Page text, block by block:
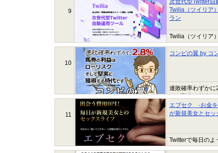
9
次世代型Twitter自
Twilia（ツイリア
ラン
Twilia（ツイリア
です。 Twitterで
作品のアフィリ
10
コンピの翼 by コ
連敗確率わずか
かく堅実に的中
いいでしょう。
11
エブセク -お金
が新規美女とセッ
Twitterで毎日のよ
スをするための